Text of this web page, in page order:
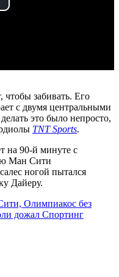
забивать. Его
с двумя центральными
это было непросто,
TNT Sports.
на 90-й минуте с
Ман Сити
ногой пытался
Дайеру.
Олимпиакос без
дожал Спортинг